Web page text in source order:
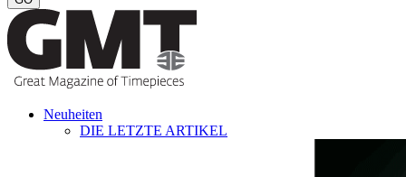
Neuheiten
DIE LETZTE ARTIKEL